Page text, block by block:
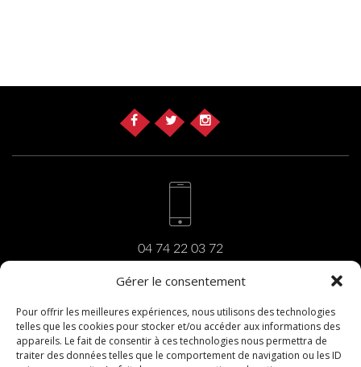
Gérer le consentement
Pour offrir les meilleures expériences, nous utilisons des technologies
telles que les cookies pour stocker et/ou accéder aux informations des
appareils. Le fait de consentir à ces technologies nous permettra de
traiter des données telles que le comportement de navigation ou les ID
04 74 22 03 72
carrara@carrara.fr